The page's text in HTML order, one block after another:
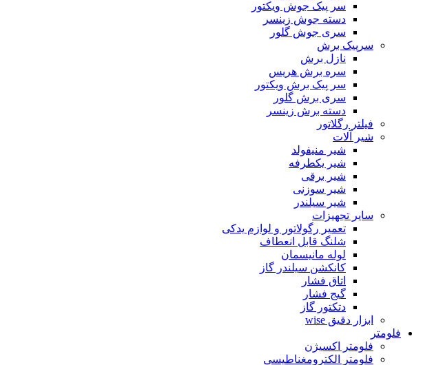
سر پیک جوش ویکتور
دسته جوش زینسر
سری جوش گلور
سرپیک برش
نازل برش
سره برش هریس
سر پیک برش ویکتور
سری برش گلور
دسته برش زینسر
فیلتر رگلاتور
شیر آلات
شیر منیفولد
شیر یکطرفه
شیر برقی
شیر سوزنی
شیر سیلندر
سایر تجهیزات
تعمیر رگولاتور و لوازم یدکی
شلنگ قابل انعطاف
لوله مانیسمان
کانکشن سیلندر گاز
اتاق فشار
گیج فشار
دتکتور گاز
ابزار دقیق wise
فلومتر
فلومتر اکسیژن
فلومتر الکترومغناطیسی